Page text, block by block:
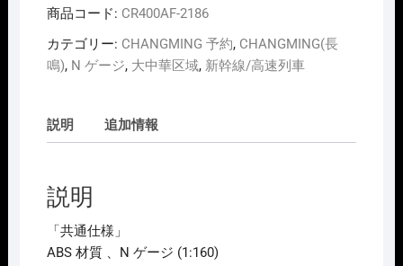
¥36,300
で
た。
は
¥32,450
で
す。
商品コード: CR400AF-2186
カテゴリー: CHANGMING 予約, CHANGMING(長
鳴), N ゲージ, 大中華区域, 新幹線/高速列車
説明 追加情報
説明
「共通仕様」
ABS 材質 、N ゲージ (1:160)